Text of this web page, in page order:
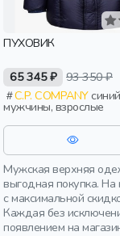
ПУХОВИК
65 345 ₽ 93 350 ₽
C.P. COMPANYсиний, италия,
мужчины, взрослые
Мужская верхняя
выгодная покупка. На
с максимальной
Каждая без
появлением на